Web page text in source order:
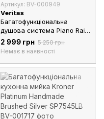
Артикул: BV-000949
Veritas
Багатофункціональна
душова система Piano Rain
Nano Black
2 999 грн 5 250 грн
Немає в наявності